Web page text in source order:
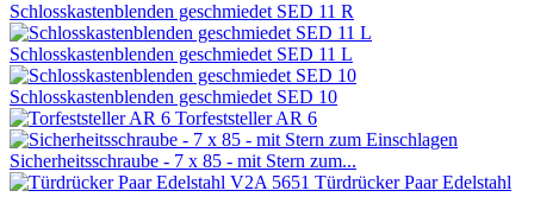
Schlosskastenblenden geschmiedet SED 11 R
Schlosskastenblenden geschmiedet SED 11 L
Schlosskastenblenden geschmiedet SED 10
Torfeststeller AR 6
Sicherheitsschraube - 7 x 85 - mit Stern zum...
Türdrücker Paar Edelstahl